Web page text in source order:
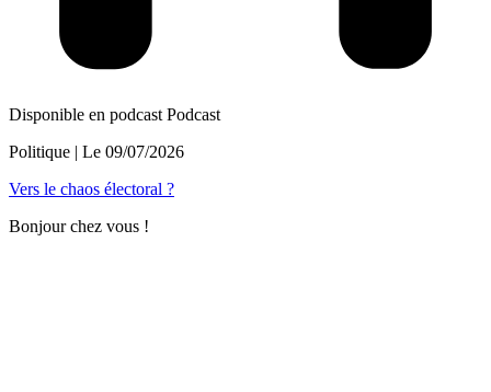
Disponible en podcast Podcast
Politique | Le 09/07/2026
Vers le chaos électoral ?
Bonjour chez vous !